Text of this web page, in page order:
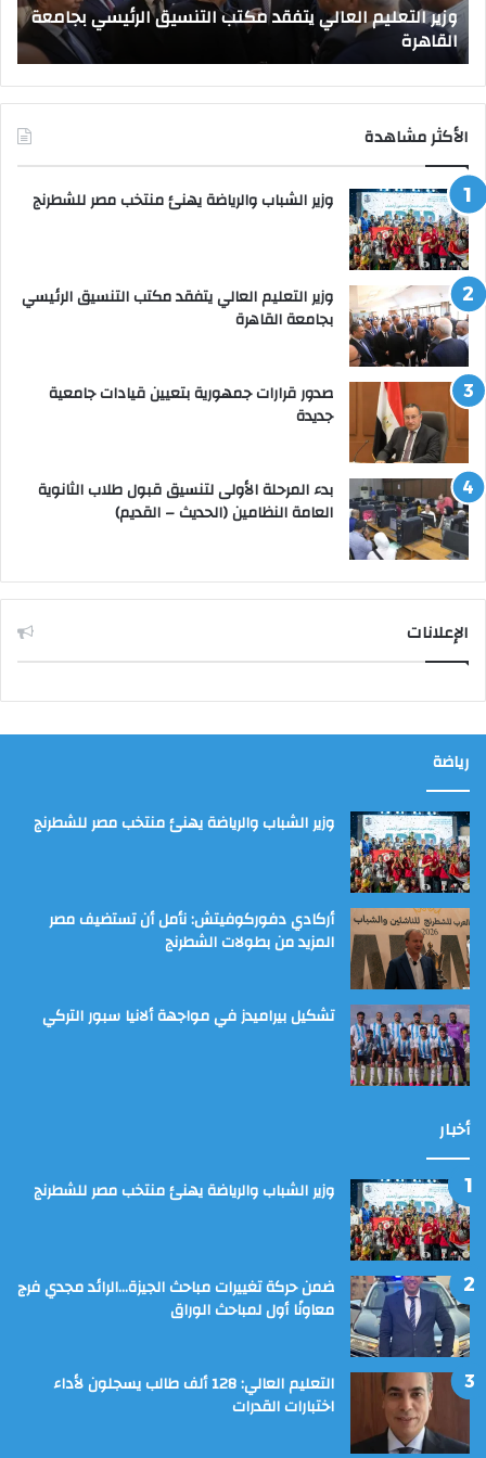
القاهرة
وزير التعليم العالي يتفقد مكتب التنسيق الرئيسي بجامعة
القاهرة
الأكثر مشاهدة
وزير الشباب والرياضة يهنئ منتخب مصر للشطرنج
وزير التعليم العالي يتفقد مكتب التنسيق الرئيسي
بجامعة القاهرة
صدور قرارات جمهورية بتعيين قيادات جامعية
جديدة
بدء المرحلة الأولى لتنسيق قبول طلاب الثانوية
العامة النظامين (الحديث – القديم)
الإعلانات
رياضة
وزير الشباب والرياضة يهنئ منتخب مصر للشطرنج
أركادي دفوركوفيتش: نأمل أن تستضيف مصر
المزيد من بطولات الشطرنج
تشكيل بيراميدز في مواجهة ألانيا سبور التركي
أخبار
وزير الشباب والرياضة يهنئ منتخب مصر للشطرنج
ضمن حركة تغييرات مباحث الجيزة…الرائد مجدي فرج
معاونًا أول لمباحث الوراق
التعليم العالي: 128 ألف طالب يسجلون لأداء
اختبارات القدرات